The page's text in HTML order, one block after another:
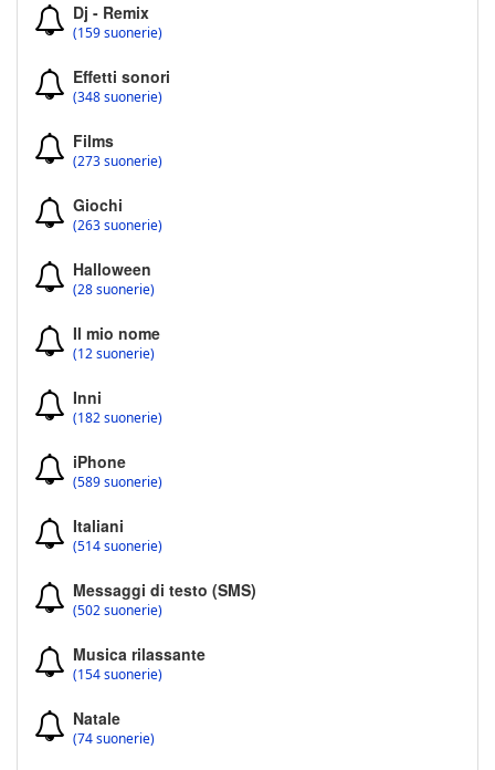
Dj - Remix
(159 suonerie)
Effetti sonori
(348 suonerie)
Films
(273 suonerie)
Giochi
(263 suonerie)
Halloween
(28 suonerie)
Il mio nome
(12 suonerie)
Inni
(182 suonerie)
iPhone
(589 suonerie)
Italiani
(514 suonerie)
Messaggi di testo (SMS)
(502 suonerie)
Musica rilassante
(154 suonerie)
Natale
(74 suonerie)